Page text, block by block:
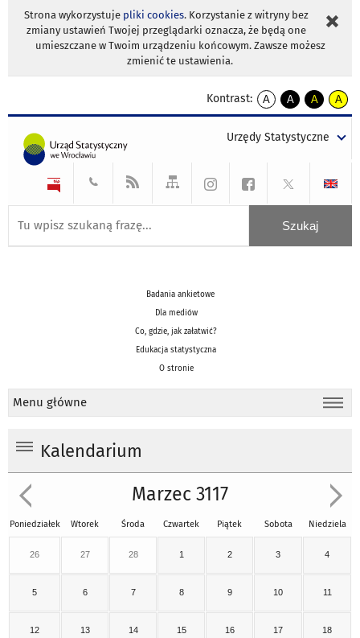
Strona wykorzystuje pliki cookies. Korzystanie z witryny bez
zmiany ustawień Twojej przeglądarki oznacza, że będą one
umieszczane w Twoim urządzeniu końcowym. Zawsze możesz
zmienić te ustawienia.
Kontrast:
A
kontrast
A
kontrast
tekst
czarnym
A
kontrast
tekst
czarnym
A
tekst
żółtym
Urzędy Statystyczne
Badania ankietowe
Dla mediów
Co, gdzie, jak załatwić?
Edukacja statystyczna
O stronie
Menu główne
Kalendarium
Marzec 3117
Poniedziałek Wtorek Środa Czwartek Piątek Sobota Niedziela
26 27 28 1 2 3 4
5 6 7 8 9 10 11
12 13 14 15 16 17 18